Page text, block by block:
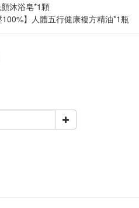
沐浴皂*1顆
100%】人體五行健康複方精油*1瓶